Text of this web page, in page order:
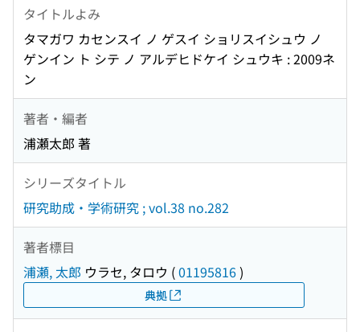
タイトルよみ
タマガワ カセンスイ ノ ゲスイ ショリスイシュウ ノ
ゲンイン ト シテ ノ アルデヒドケイ シュウキ : 2009ネ
ン
著者・編者
浦瀬太郎 著
シリーズタイトル
研究助成・学術研究 ; vol.38 no.282
著者標目
浦瀬, 太郎 ウラセ, タロウ (01195816)
典拠